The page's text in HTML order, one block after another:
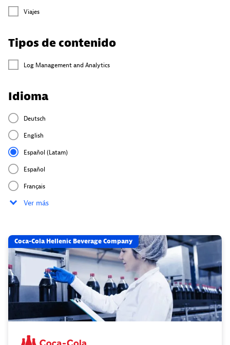
Viajes
Tipos de contenido
Log Management and Analytics
Idioma
Deutsch
English
Español (Latam)
Español
Français
Ver más
Coca-Cola Hellenic Beverage Company